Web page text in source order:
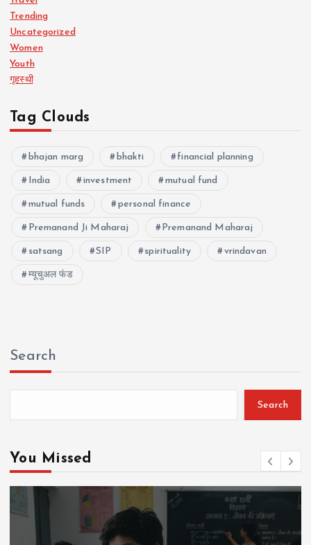
Trending
Uncategorized
Women
Youth
गृहस्थी
Tag Clouds
bhajan marg bhakti financial planning
India investment mutual fund
mutual funds personal finance
Premanand Ji Maharaj Premanand Maharaj
satsang SIP spirituality vrindavan
म्यूचुअल फंड
Search
Search
You Missed